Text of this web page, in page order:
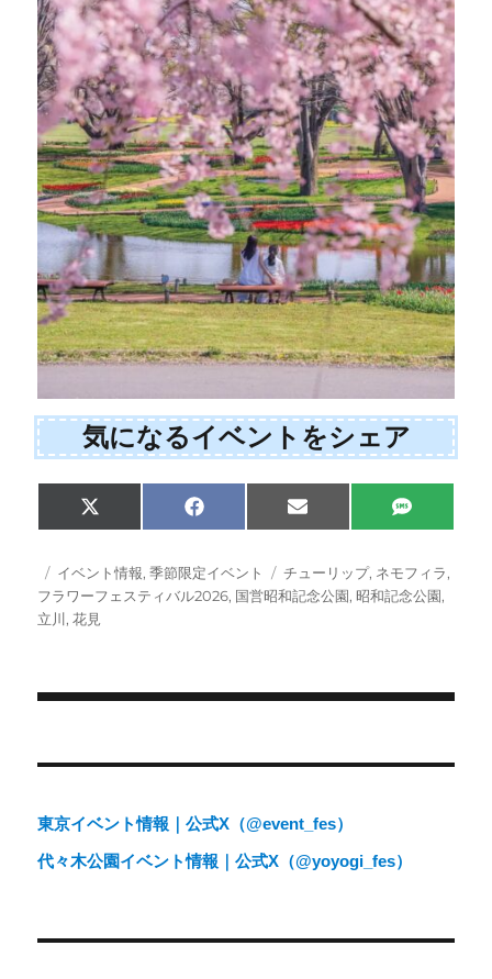
気になるイベントをシェア
Share
on
X
(
w
t
t
Share
on
F
a
e
b
o
Share
on
E
m
i
l
Share
on
S
M
投
稿
日:
カ
テ
ゴ
イベント情報,季節限定イベント
タ
グ
チューリップ, ネモフィラ,
フラワーフェスティバル2026, 国営昭和記念公園,昭和記念公園,
立川,花見
稿
ナ
ビ
ー
東京イベント情報｜公式X（@event_fes）
代々木公園イベント情報｜公式X（@yoyogi_fes）